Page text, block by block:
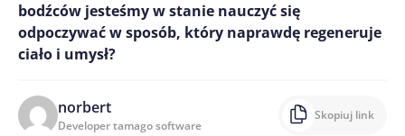
bodźców jesteśmy w stanie nauczyć się
odpoczywać w sposób, który naprawdę regeneruje
ciało i umysł?
norbert
Developer tamago software
Skopiuj link